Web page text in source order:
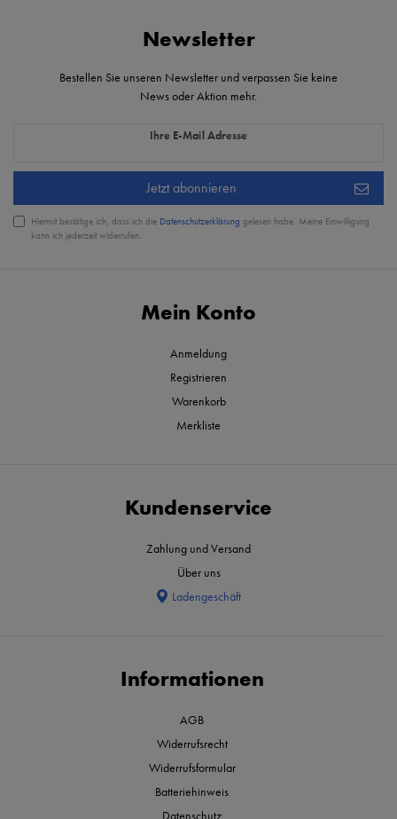
Mein Konto
Anmeldung
Registrieren
Warenkorb
Merkliste
Kundenservice
Zahlung und Versand
Über uns
Ladengeschäft
Informationen
AGB
Widerrufsrecht
Widerrufsformular
Batteriehinweis
Datenschutz
Newsletter
Bestellen Sie unseren Newsletter und verpassen Sie keine
News oder Aktion mehr.
Ihre E-Mail Adresse
Newsletter Honig
Jetzt abonnieren
Hiermit bestätige ich, dass ich die Daten­schutz­erklärung gelesen habe. Meine Einwilligung
kann ich jederzeit widerrufen.